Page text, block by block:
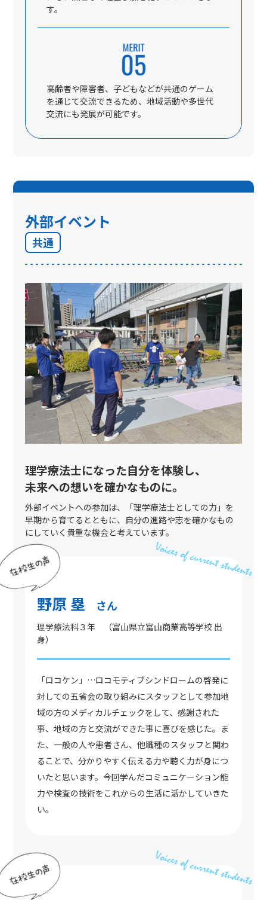
す。
高齢者や障害者、子どもなどが共通のゲーム
を通じて交流できるため、地域活動や多世代
交流にも発展が可能です。
外部イベント
共通
理学療法士になった自分を体験し、
未来への想いを確かなものに。
外部イベントへの参加は、「理学療法士としての力」を
早期から育てるとともに、自分の進路や志を確かなもの
にしていく貴重な機会と考えています。
野原 塁 さん
理学療法科３年 （富山県立富山商業高等学校 出
身）
「ロコケン」…ロコモティブシンドロームの啓発に
対しての五省会の取り組みにスタッフとして参加地
域の方のメディカルチェックをして、感謝された
事、地域の方と交流ができた事に喜びを感じた。ま
た、一般の人や患者さん、他職種のスタッフと関わ
ることで、分かりやすく伝える力や聴く力が身につ
いたと思います。今回学んだコミュニケーション能
力や検査の技術をこれからの生活に活かしていきた
い。